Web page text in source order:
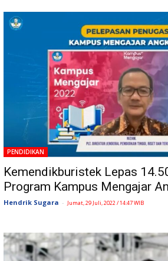
PENDIDIKAN
Kemendikburistek Lepas
Program Kampus Mengajar
Hendrik Sugara - Jumat, 29 Juli, 2022 / 14:47 WIB